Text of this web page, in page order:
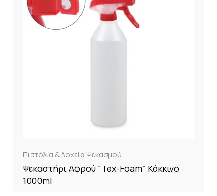
Πιστόλια & Δοχεία Ψεκασμού
Ψεκαστήρι Αφρού “Tex-Foam” Κόκκινο
1000ml